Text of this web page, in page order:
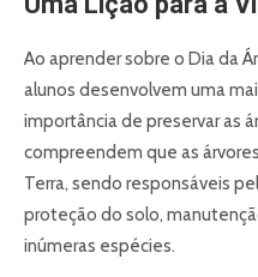
Ao aprender sobre o Dia da
alunos desenvolvem uma
importância de preservar as
compreendem que as
Terra, sendo responsáveis
proteção do solo,
inúmeras espécies.